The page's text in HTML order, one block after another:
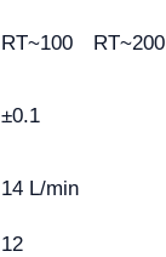
RT~100 RT~200
±0.1
14 L/min
12